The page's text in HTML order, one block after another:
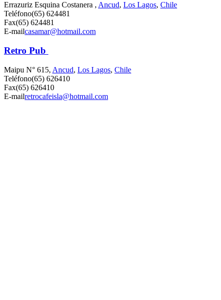
Errazuriz Esquina Costanera , Ancud, Los Lagos, Chile
Teléfono(65) 624481
Fax(65) 624481
E-mailcasamar@hotmail.com
Retro Pub
Maipu N° 615, Ancud, Los Lagos, Chile
Teléfono(65) 626410
Fax(65) 626410
E-mailretrocafeisla@hotmail.com